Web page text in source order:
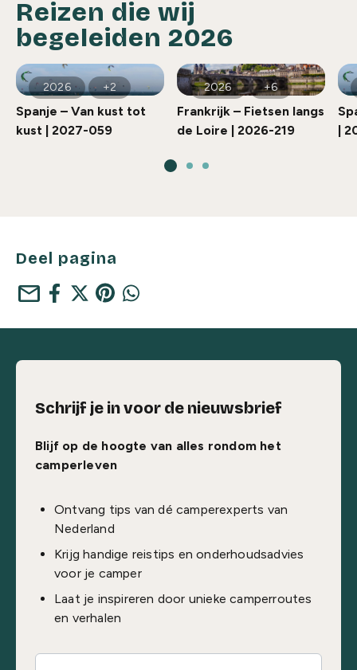
Reizen die wij
begeleiden 2026
2026 +2
Spanje – Van kust tot
kust | 2027-059
2026 +6
Frankrijk – Fietsen langs
de Loire | 2026-219
|
Deel pagina
mail
Schrijf je in voor de nieuwsbrief
Blijf op de hoogte van alles rondom het
camperleven
Ontvang tips van dé camperexperts van
Nederland
Krijg handige reistips en onderhoudsadvies
voor je camper
Laat je inspireren door unieke camperroutes
en verhalen